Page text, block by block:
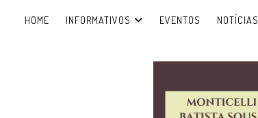
HOME INFORMATIVOS EVENTOS NOTÍCIAS